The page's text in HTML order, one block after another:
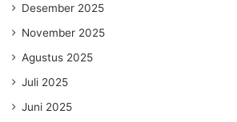
Desember 2025
November 2025
Agustus 2025
Juli 2025
Juni 2025